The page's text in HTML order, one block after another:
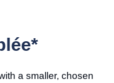
a smaller, chosen